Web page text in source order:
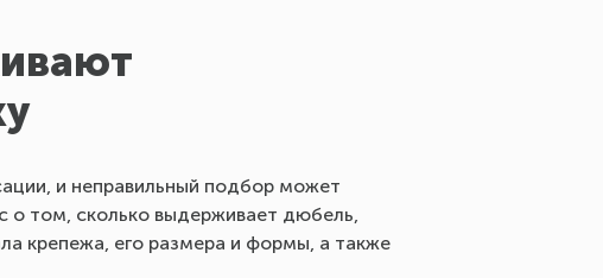
и неправильный подбор может
о том, сколько выдерживает дюбель,
крепежа, его размера и формы, а также